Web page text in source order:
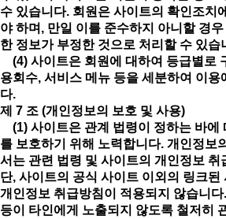
수 있습니다. 회원은 사이트의 확인조치
야 하며, 만일 이를 준수하지 아니할 경
한 정보가 부정한 것으로 처리할 수 있습
(4) 사이트은 회원에 대하여 등급별로
용회수, 서비스 메뉴 등을 세분하여 이용
다.
제 7 조 (개인정보의 보호 및 사용)
(1) 사이트은 관계 법령이 정하는 바에
를 보호하기 위해 노력합니다. 개인정보
서는 관련 법령 및 사이트의 개인정보 취
단, 사이트의 공식 사이트 이외의 링크된
개인정보 취급방침이 적용되지 않습니
등이 타인에게 노출되지 않도록 철저히